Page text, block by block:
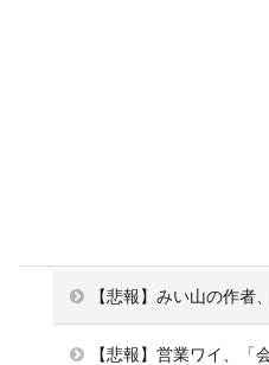
【悲報】みい山の作者
【悲報】営業ワイ、「